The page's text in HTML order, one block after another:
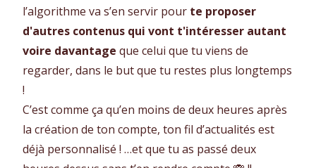
l’algorithme va s’en servir pour te proposer
d'autres contenus qui vont t'intéresser autant
voire davantage que celui que tu viens de
regarder, dans le but que tu restes plus longtemps
!
C’est comme ça qu’en moins de deux heures après
la création de ton compte, ton fil d’actualités est
déjà personnalisé ! …et que tu as passé deux